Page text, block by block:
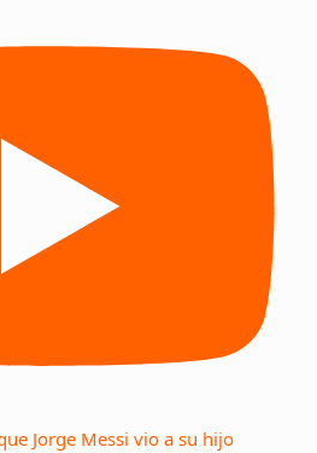
Jorge Messi vio a su hijo